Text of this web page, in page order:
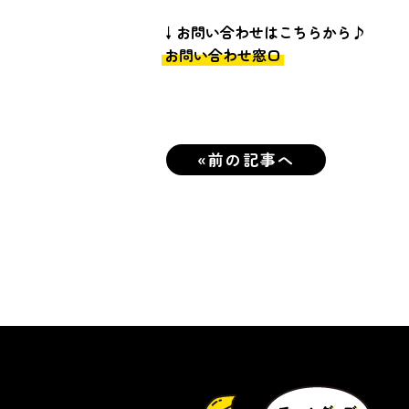
↓お問い合わせはこちらから♪
お問い合わせ窓口
«前の記事へ